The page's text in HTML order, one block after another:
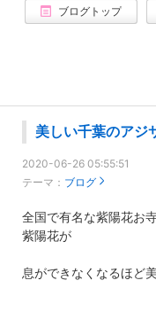
ブログトップ
美しい千葉のアジ
2020-06-26 05:55:51
テーマ： ブログ
全国で有名な紫陽花お
紫陽花が
息ができなくなるほど美